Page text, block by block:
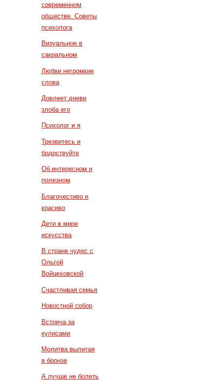
современном
обществе. Советы
психолога
Визуальное в
сакральном
Любви негромкие
слова
Довлеет дневи
злоба его
Психолог и я
Трезвитесь и
бодрствуйте
Об интересном и
полезном
Благочестиво и
красиво
Дети в мире
искусства
В стране чудес с
Ольгой
Войцеховской
Счастливая семья
Новостной собор
Встреча за
кулисами
Молитва вылитая
в бронзе
А лучше не болеть